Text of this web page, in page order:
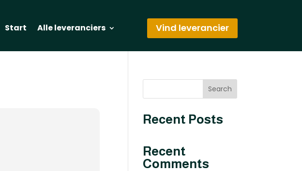
Start Alle leveranciers Vind leverancier
Search
Recent Posts
Recent
Comments